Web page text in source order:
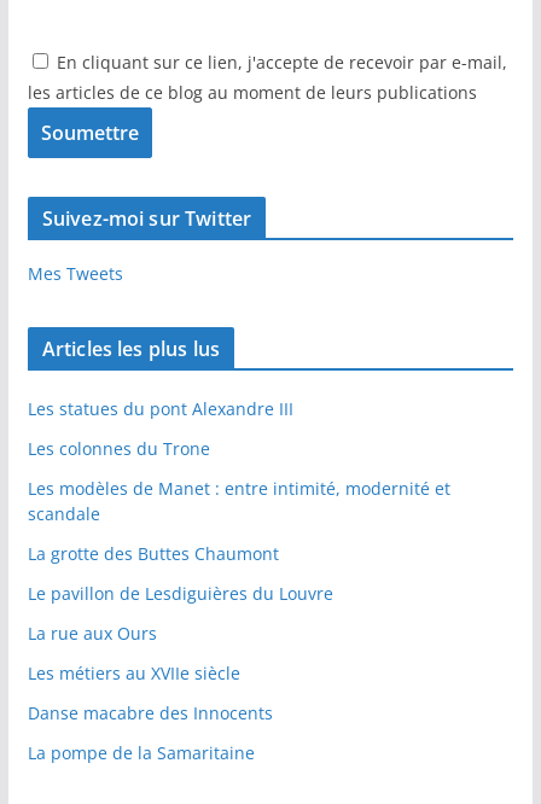
En cliquant sur ce lien, j'accepte de recevoir par e-mail,
les articles de ce blog au moment de leurs publications
Suivez-moi sur Twitter
Mes Tweets
Articles les plus lus
Les statues du pont Alexandre III
Les colonnes du Trone
Les modèles de Manet : entre intimité, modernité et
scandale
La grotte des Buttes Chaumont
Le pavillon de Lesdiguières du Louvre
La rue aux Ours
Les métiers au XVIIe siècle
Danse macabre des Innocents
La pompe de la Samaritaine